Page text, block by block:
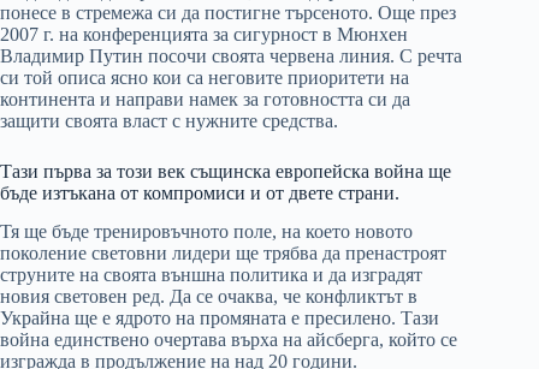
понесе в стремежа си да постигне търсеното. Още през
2007 г. на конференцията за сигурност в Мюнхен
Владимир Путин посочи своята червена линия. С речта
си той описа ясно кои са неговите приоритети на
континента и направи намек за готовността си да
защити своята власт с нужните средства.
Тази първа за този век същинска европейска война ще
бъде изтъкана от компромиси и от двете страни.
Тя ще бъде тренировъчното поле, на което новото
поколение световни лидери ще трябва да пренастроят
струните на своята външна политика и да изградят
новия световен ред. Да се очаква, че конфликтът в
Украйна ще е ядрото на промяната е пресилено. Тази
война единствено очертава върха на айсберга, който се
изгражда в продължение на над 20 години.